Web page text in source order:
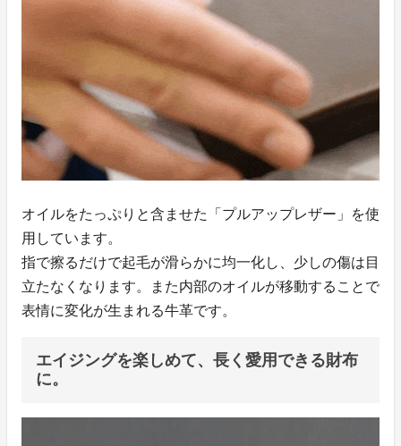
オイルをたっぷりと含ませた「プルアップレザー」を使
用しています。
指で擦るだけで起毛が滑らかに均一化し、少しの傷は目
立たなくなります。また内部のオイルが移動することで
表情に変化が生まれる牛革です。
エイジングを楽しめて、長く愛用できる財布
に。